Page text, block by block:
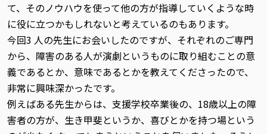
て、そのノウハウを使って他の方が指導していくような時
に役に立つかもしれないと考えているのもあります。
今回3 人の先生にお会いしたのですが、それぞれのご専門
から、障害のある人が演劇というものに取り組むことの意
義であるとか、意味であるとかを教えてくださったので、
非常に興味深かったです。
例えばある先生からは、支援学校卒業後の、18歳以上の障
害者の方が、生き甲斐というか、喜びとかを持つ場という